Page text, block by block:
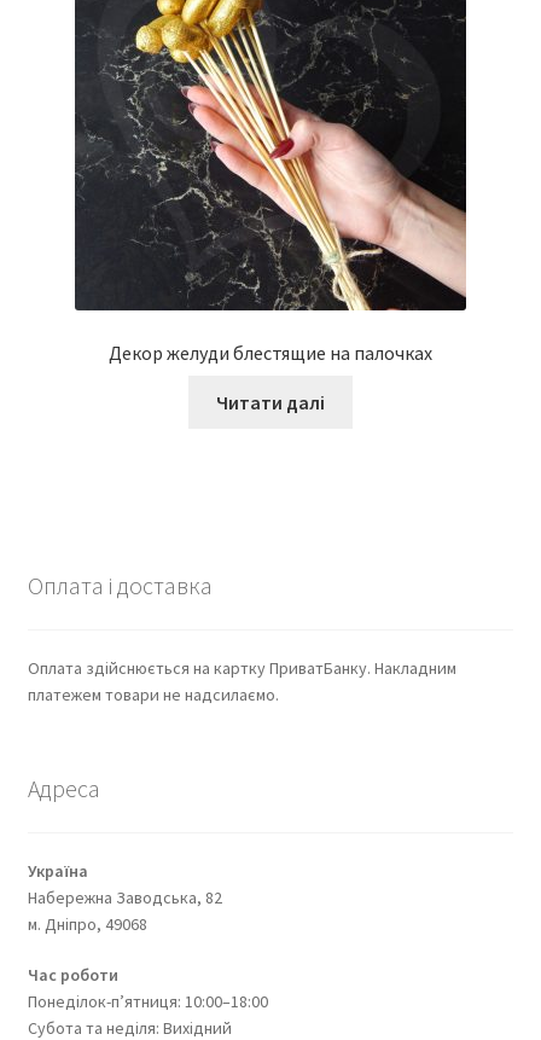
Декор желуди блестящие на палочках
Читати далі
Оплата і доставка
Оплата здійснюється на картку ПриватБанку. Накладним
платежем товари не надсилаємо.
Адреса
Україна
Набережна Заводська, 82
м. Дніпро, 49068
Час роботи
Понеділок-п’ятниця: 10:00–18:00
Субота та неділя: Вихідний